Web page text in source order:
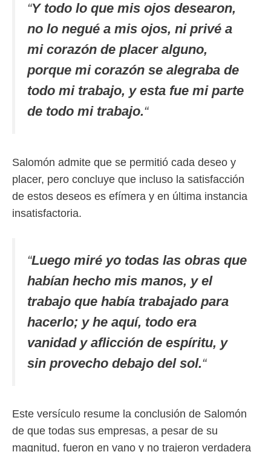
“Y todo lo que mis ojos desearon,
no lo negué a mis ojos, ni privé a
mi corazón de placer alguno,
porque mi corazón se alegraba de
todo mi trabajo, y esta fue mi parte
de todo mi trabajo.“
Salomón admite que se permitió cada deseo y
placer, pero concluye que incluso la satisfacción
de estos deseos es efímera y en última instancia
insatisfactoria.
“Luego miré yo todas las obras que
habían hecho mis manos, y el
trabajo que había trabajado para
hacerlo; y he aquí, todo era
vanidad y aflicción de espíritu, y
sin provecho debajo del sol.“
Este versículo resume la conclusión de Salomón
de que todas sus empresas, a pesar de su
magnitud, fueron en vano y no trajeron verdadera